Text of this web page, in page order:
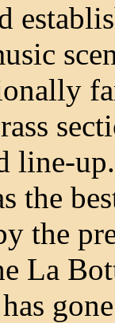
line-
the
the
La